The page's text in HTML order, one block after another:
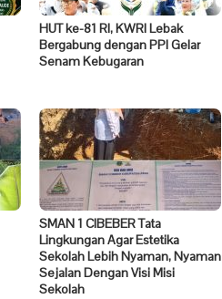
HUT ke-81 RI, KWRI Lebak
Bergabung dengan PPI Gelar
Senam Kebugaran
SMAN 1 CIBEBER Tata
Lingkungan Agar Estetika
Sekolah Lebih Nyaman, Nyaman
Sejalan Dengan Visi Misi
Sekolah